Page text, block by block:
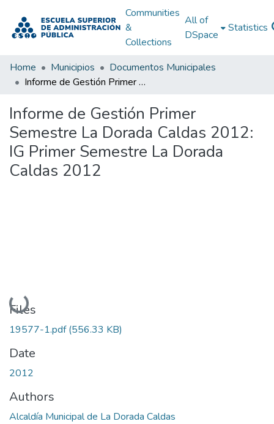
Communities
&
Collections
All of
DSpace
Statistics
Home Municipios
Documentos Municipales
Informe de Gestión Primer Semestre La Dorada Caldas 2012: IG Primer Semestre La Dorada Caldas 2012
Informe de Gestión Primer
Semestre La Dorada Caldas 2012:
IG Primer Semestre La Dorada
Caldas 2012
Loading...
Files
19577-1.pdf(556.33 KB)
Date
2012
Authors
Alcaldía Municipal de La Dorada Caldas